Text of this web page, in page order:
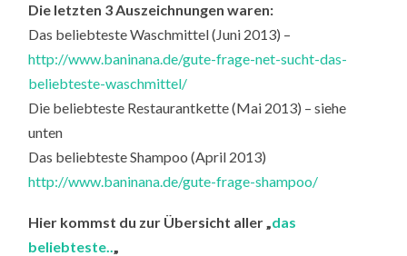
Die letzten 3 Auszeichnungen waren:
Das beliebteste Waschmittel (Juni 2013) –
http://www.baninana.de/gute-frage-net-sucht-das-
beliebteste-waschmittel/
Die beliebteste Restaurantkette (Mai 2013) – siehe
unten
Das beliebteste Shampoo (April 2013)
http://www.baninana.de/gute-frage-shampoo/
Hier kommst du zur Übersicht aller „das
beliebteste..„